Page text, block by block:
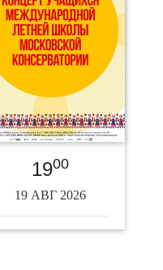
1900
19 АВГ 2026